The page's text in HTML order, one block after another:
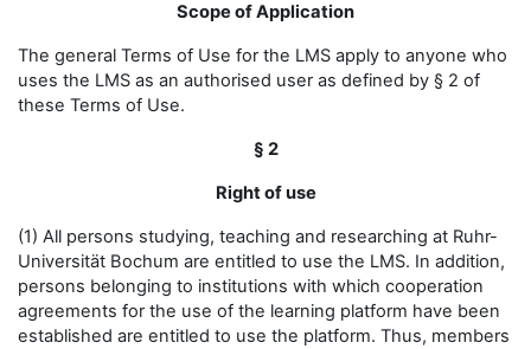
Scope of Application
The general Terms of Use for the LMS apply to anyone who
uses the LMS as an authorised user as defined by § 2 of
these Terms of Use.
§ 2
Right of use
(1) All persons studying, teaching and researching at Ruhr-
Universität Bochum are entitled to use the LMS. In addition,
persons belonging to institutions with which cooperation
agreements for the use of the learning platform have been
established are entitled to use the platform. Thus, members